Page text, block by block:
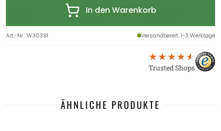
In den Warenkorb
Art.-Nr.:W30391 Versandbereit: 1-3 Werktage
Trusted Shops
ÄHNLICHE PRODUKTE